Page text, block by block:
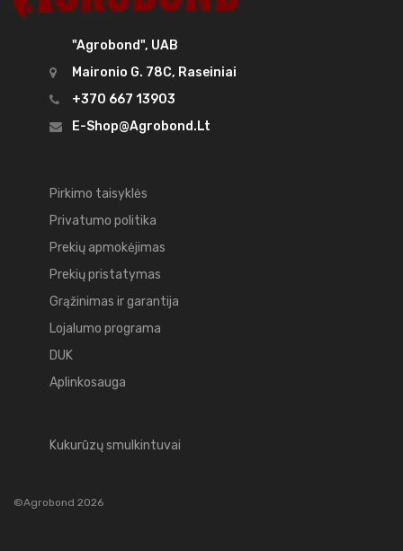
"Agrobond", UAB
Maironio G. 78C, Raseiniai
+370 667 13903
E-Shop@agrobond.lt
Pirkimo taisyklės
Privatumo politika
Prekių apmokėjimas
Prekių pristatymas
Grąžinimas ir garantija
Lojalumo programa
DUK
Aplinkosauga
Kukurūzų smulkintuvai
©Agrobond 2026